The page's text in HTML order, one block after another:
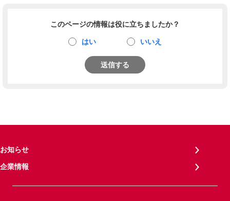
このページの情報は役に立ちましたか？
はい いいえ
送信する
お知らせ
企業情報